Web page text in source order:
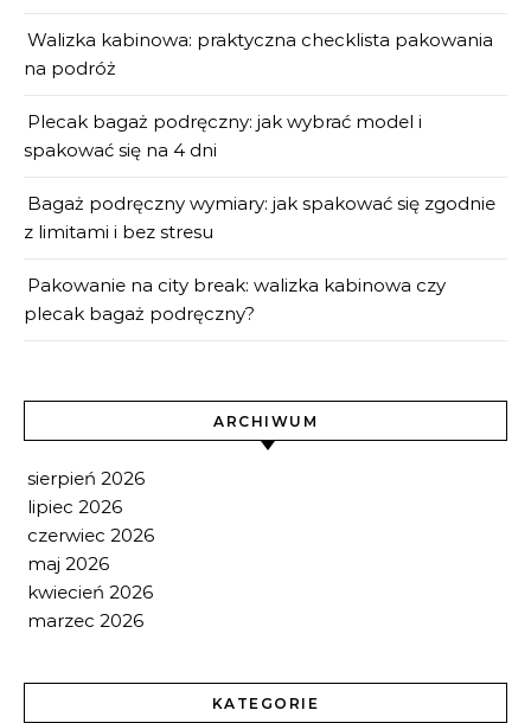
Walizka kabinowa: praktyczna checklista pakowania
na podróż
Plecak bagaż podręczny: jak wybrać model i
spakować się na 4 dni
Bagaż podręczny wymiary: jak spakować się zgodnie
z limitami i bez stresu
Pakowanie na city break: walizka kabinowa czy
plecak bagaż podręczny?
ARCHIWUM
sierpień 2026
lipiec 2026
czerwiec 2026
maj 2026
kwiecień 2026
marzec 2026
KATEGORIE